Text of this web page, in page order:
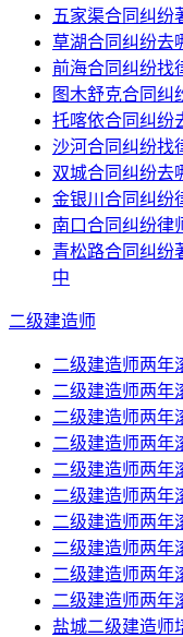
五家渠合同纠纷
草湖合同纠纷去
前海合同纠纷找
图木舒克合同纠
托喀依合同纠纷
沙河合同纠纷找
双城合同纠纷去
金银川合同纠纷
南口合同纠纷律
青松路合同纠纷
中
二级建造师
二级建造师两年
二级建造师两年
二级建造师两年
二级建造师两年
二级建造师两年
二级建造师两年
二级建造师两年
二级建造师两年
二级建造师两年
二级建造师两年
盐城二级建造师